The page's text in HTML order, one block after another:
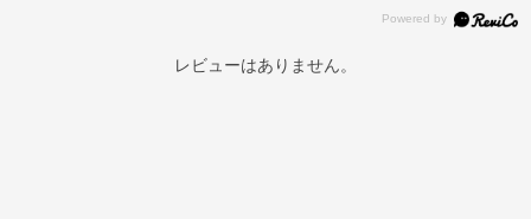
レビューはありません。